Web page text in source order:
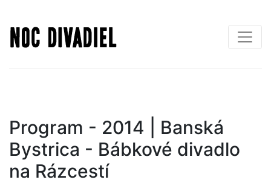
na
hlavný
Program - 2014 | Banská
Bystrica - Bábkové divadlo
na Rázcestí